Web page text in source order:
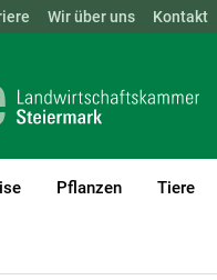
BGLD KTN NÖ
Wir über uns Kontakt
Pflanzen Tiere